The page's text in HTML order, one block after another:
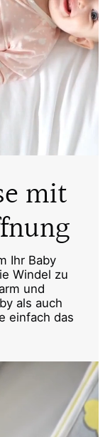
mit
Ihr Baby
Windel zu
und
als auch
einfach das